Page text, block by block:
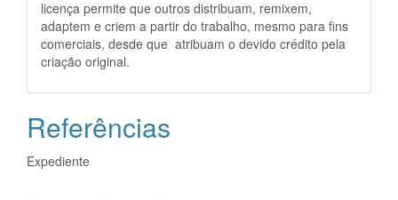
licença permite que outros distribuam, remixem,
adaptem e criem a partir do trabalho, mesmo para fins
comerciais, desde que atribuam o devido crédito pela
criação original.
Referências
Expediente